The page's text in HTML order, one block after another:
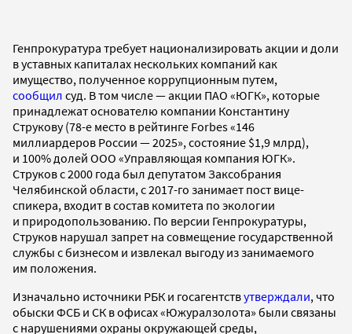
Генпрокуратура требует национализировать акции и доли
в уставных капиталах нескольких компаний как
имущество, полученное коррупционным путем,
сообщил суд. В том числе — акции ПАО «ЮГК», которые
принадлежат основателю компании Константину
Струкову (78-е место в рейтинге Forbes «146
миллиардеров России — 2025», состояние $1,9 млрд),
и 100% долей ООО «Управляющая компания ЮГК».
Струков с 2000 года был депутатом Заксобрания
Челябинской области, с 2017-го занимает пост вице-
спикера, входит в состав комитета по экологии
и природопользованию. По версии Генпрокуратуры,
Струков нарушал запрет на совмещение государственной
службы с бизнесом и извлекал выгоду из занимаемого
им положения.
Изначально источники РБК и госагентствутверждали, что
обыски ФСБ и СК в офисах «Южуралзолота» были связаны
с нарушениями охраны окружающей среды,